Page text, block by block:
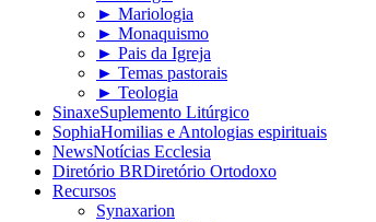
► Mariologia
► Monaquismo
► Pais da Igreja
► Temas pastorais
► Teologia
SinaxeSuplemento Litúrgico
SophiaHomilias e Antologias espirituais
NewsNotícias Ecclesia
Diretório BRDiretório Ortodoxo
Recursos
Synaxarion